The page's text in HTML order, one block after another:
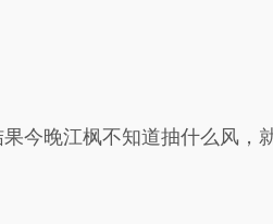
晚江枫不知道抽什么风，